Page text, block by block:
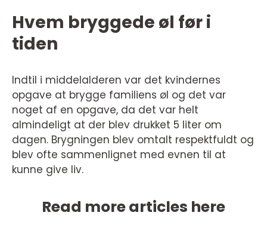
Hvem bryggede øl før i
tiden
Indtil i middelalderen var det kvindernes
opgave at brygge familiens øl og det var
noget af en opgave, da det var helt
almindeligt at der blev drukket 5 liter om
dagen. Brygningen blev omtalt respektfuldt og
blev ofte sammenlignet med evnen til at
kunne give liv.
Read more articles here